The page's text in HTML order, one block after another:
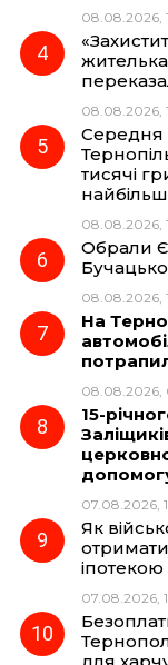
08.08.2026,
08.08.2026,
Середня
тисячі
08.08.2026,
Обрали
08.08.2026,
На
08.08.2026,
15-
07.08.2026,
Як
07.08.2026,